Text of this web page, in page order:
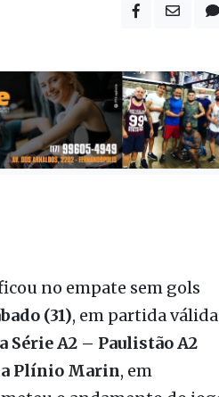
no empate sem gols
(31), em partida válida
Série A2 – Paulistão A2
Plínio Marin, em